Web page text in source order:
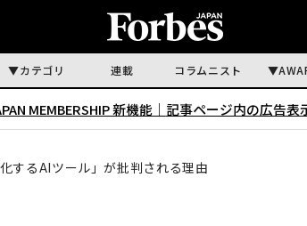
カテゴリ 連載 コラムニスト
MEMBERSHIP 新機能｜ 記事ページ内の広告表
するAIツール」が批判される理由